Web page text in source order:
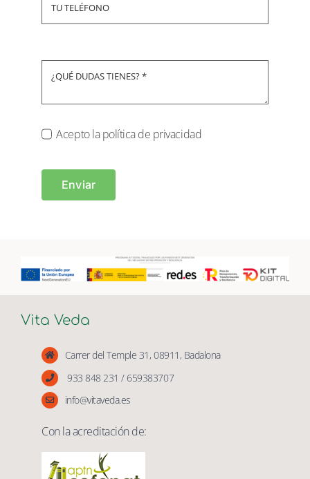
Acepto la política de privacidad
Vita Veda
info@vitaveda.es
Con la acreditación de: